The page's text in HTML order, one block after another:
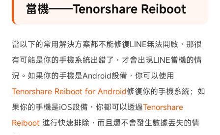
當機——Tenorshare Reiboot
當以下的常用解決方案都不能修復LINE無法開啟，那很
有可能是你的手機系統出錯了，才會出現LINE當機的情
況。如果你的手機是Android設備，你可以使用
Tenorshare Reiboot for Android修復你的手機系統；如
果你的手機是iOS設備，你都可以透過Tenorshare
Reiboot 進行快速排除，而且還不會發生數據丟失的情